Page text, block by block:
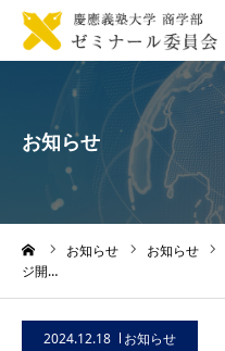
お知らせ
お知らせ お知らせ
ジ開…
2024.12.18 お知らせ
トップページ
お知らせ一覧
商ゼミ委員会について
資料アーカイブ